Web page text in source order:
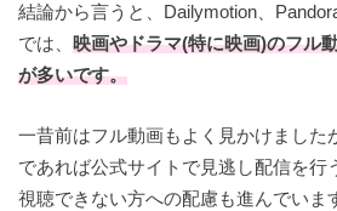
結論から言うと、Dailymotion、
では、 映画やドラマ(特に映画)のフル
が多いです。
一昔前はフル動画もよく見かけました
であれば公式サイトで見逃し配信を行
視聴できない方への配慮も進んでいま